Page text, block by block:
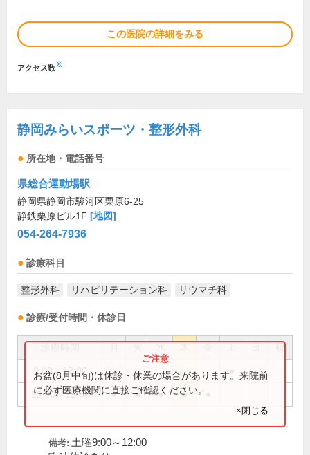
この医院の詳細をみる
アクセス数※
静岡みらいスポーツ・整形外科
所在地・電話番号
県総合運動場駅
静岡県静岡市駿河区栗原6-25
静鉄栗原ビル1F [地図]
054-264-7936
診療科目
整形外科 リハビリテーション科 リウマチ科
診療/受付時間・休診日
祝
9:00～12:00
13:00～19:00 ● ● ● ●
お盆(8月中旬)は休診・休業の場合があります。来院前
に必ず医療機関に直接ご確認ください。
×閉じる
備考: 土曜9:00～12:00